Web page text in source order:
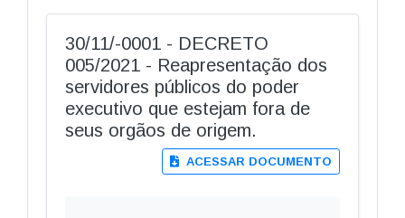
30/11/-0001 - DECRETO
005/2021 - Reapresentação dos
servidores públicos do poder
executivo que estejam fora de
seus orgãos de origem.
ACESSAR DOCUMENTO